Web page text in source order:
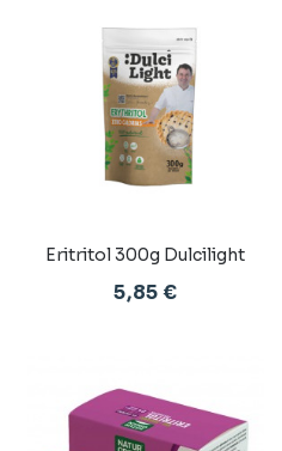
Eritritol 300g Dulcilight
5,85 €